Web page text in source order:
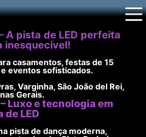
A pista de LED perfeita
inesquecível!
casamentos, festas de 15
eventos sofisticados.
, Varginha, São João del Rei,
Gerais.
Luxo e tecnologia em
de LED
pista de dança moderna,